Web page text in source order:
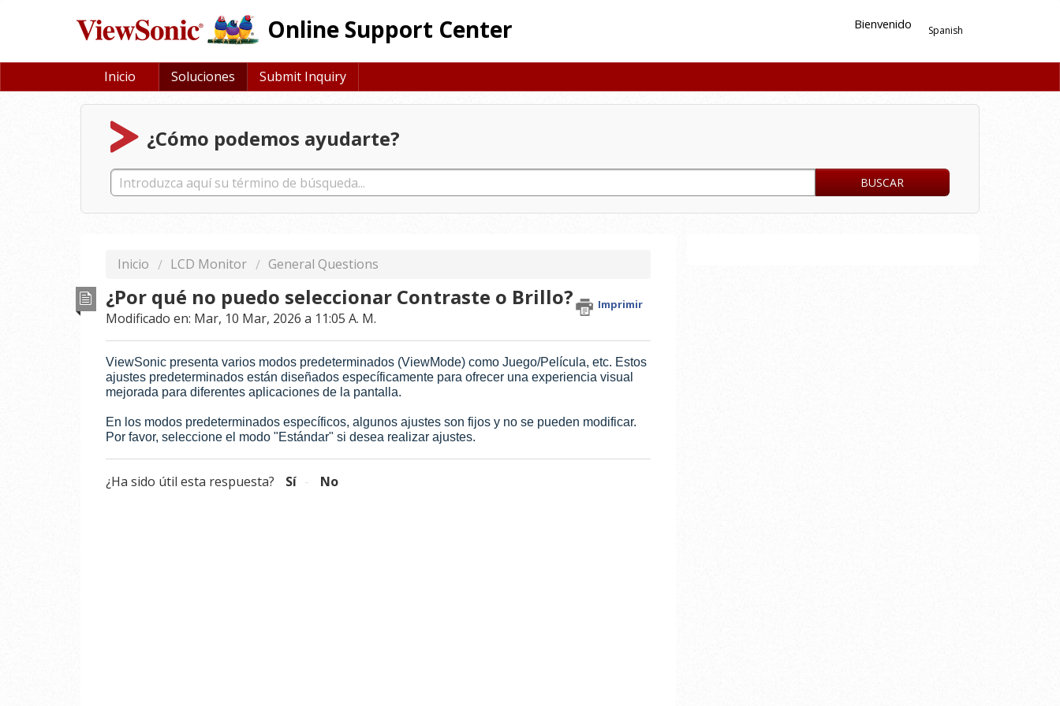
Online Support Center Spanish
Bienvenido
Inicio Soluciones Submit Inquiry
¿Cómo podemos ayudarte?
BUSCAR
Inicio LCD Monitor General Questions
¿Por qué no puedo seleccionar Contraste o Brillo? Imprimir
Modificado en: Mar, 10 Mar, 2026 a 11:05 A. M.
ViewSonic presenta varios modos predeterminados (ViewMode) como Juego/Película, etc. Estos
ajustes predeterminados están diseñados específicamente para ofrecer una experiencia visual
mejorada para diferentes aplicaciones de la pantalla.
En los modos predeterminados específicos, algunos ajustes son fijos y no se pueden modificar.
Por favor, seleccione el modo "Estándar" si desea realizar ajustes.
¿Ha sido útil esta respuesta? Sí No